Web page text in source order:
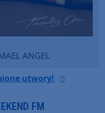
LOVERS (SAVE ME)
& CHIEF KEEF
utwory!
FM